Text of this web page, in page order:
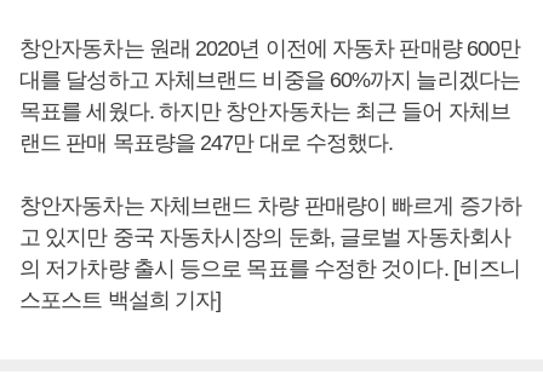
창안자동차는 원래 2020년 이전에 자동차 판매량 600만
대를 달성하고 자체브랜드 비중을 60%까지 늘리겠다는
목표를 세웠다. 하지만 창안자동차는 최근 들어 자체브
랜드 판매 목표량을 247만 대로 수정했다.
창안자동차는 자체브랜드 차량 판매량이 빠르게 증가하
고 있지만 중국 자동차시장의 둔화, 글로벌 자동차회사
의 저가차량 출시 등으로 목표를 수정한 것이다. [비즈니
스포스트 백설희 기자]